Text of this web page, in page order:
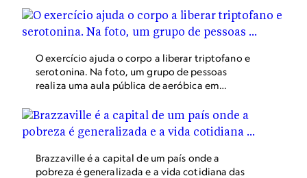
para quem tem relações homoafetivas no país pode
chegar a 14 anos de prisão.
O exercício ajuda o corpo a liberar triptofano e
serotonina. Na foto, um grupo de pessoas
realiza uma aula pública de aeróbica em
Brazzaville é a capital de um país onde a
pobreza é generalizada e a vida cotidiana das